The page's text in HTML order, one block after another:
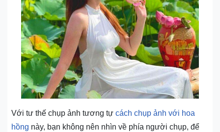
Với tư thế chụp ảnh tương tự cách chụp ảnh với hoa
hồng này, bạn không nên nhìn về phía người chụp, để